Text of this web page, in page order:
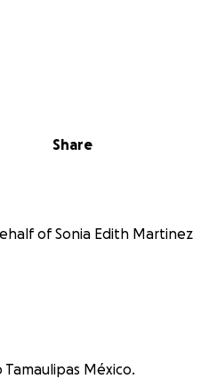
Share
of Sonia Edith Martinez
México.